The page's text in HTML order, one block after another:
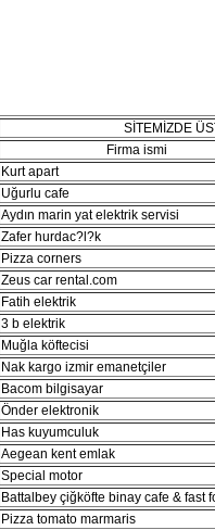
SİTEMİZDE
Firma ismi
Kurt apart
Uğurlu cafe
Aydın marin yat elektrik servisi
Zafer hurdac?l?k
Pizza corners
Zeus car rental.com
Fatih elektrik
3 b elektrik
Muğla köftecisi
Nak kargo izmir emanetçiler
Bacom bilgisayar
Önder elektronik
Has kuyumculuk
Aegean kent emlak
Special motor
Battalbey çiğköfte binay cafe & fast
Pizza tomato marmaris